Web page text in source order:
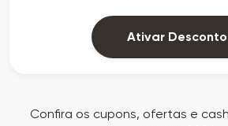
Ativar Desconto
Confira os cupons, ofertas e